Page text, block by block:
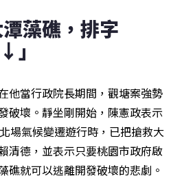
藻礁，排字
」
他當行政院長期間，觀塘案強勢
破壞。靜坐剛開始，陳憲政表示
場氣候變遷遊行時，已把搶救大
清德，並表示只要桃園市政府啟
礁就可以逃離開發破壞的悲劇。